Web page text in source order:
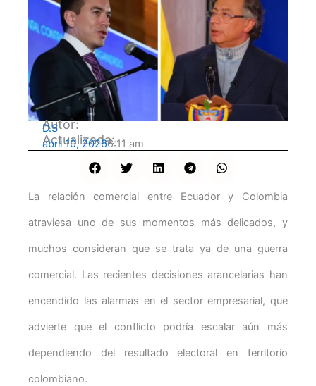
Autor:
D.S
Actualizada:
abril 10, 20266:11 am
La relación comercial entre Ecuador y Colombia
atraviesa uno de sus momentos más delicados, y
muchos consideran que se trata ya de una guerra
comercial. Las recientes decisiones arancelarias han
encendido las alarmas en el sector empresarial, que
advierte que el conflicto podría escalar aún más
dependiendo del resultado electoral en territorio
colombiano.